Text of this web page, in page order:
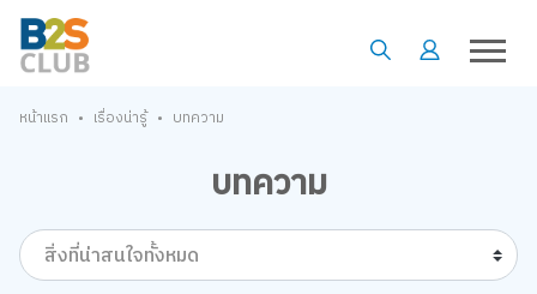
หน้าแรก • เรื่องน่ารู้ • บทความ
บทความ
สิ่งที่น่าสนใจทั้งหมด